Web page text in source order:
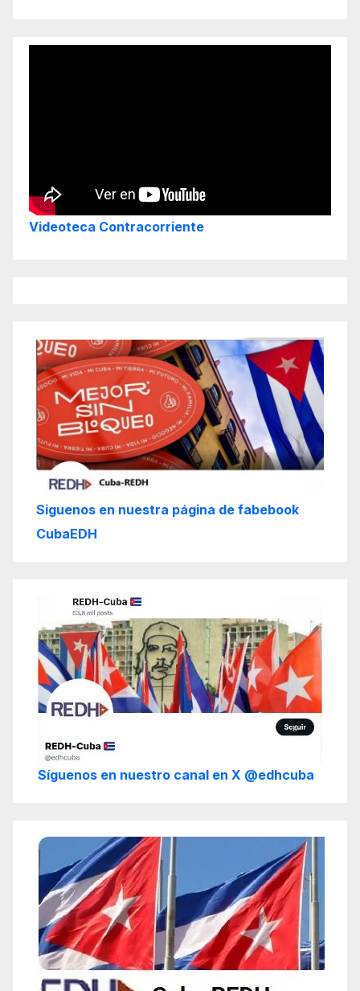
Videoteca Contracorriente
Siguenos en nuestra página de fabebook
CubaEDH
Síguenos en nuestro canal en X @edhcuba